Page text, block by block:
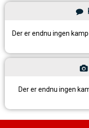
Der er endnu ingen
Der er endnu ingen